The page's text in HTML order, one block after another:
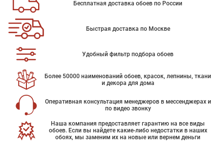
Бесплатная доставка обоев по России
Быстрая доставка по Москве
Удобный фильтр подбора обоев
Более 50000 наименований обоев, красок, лепнины, ткани
и декора для дома
Оперативная консультация менеджеров в мессенджерах и
по видео звонку
Наша компания предоставляет гарантию на все виды
обоев. Если вы найдете какие-либо недостатки в наших
обоях, мы заменим их на новые или вернем деньги